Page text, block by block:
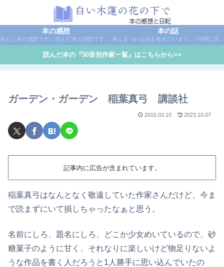
本の感想
読んだ本の感想です。読んだ本の感想です。本は作家名で50音別に分類しています。
本の話
本にまつわる話を集めています。1年間に読んだ本の総括や、本に関する話題など。
読んだ本の『50音別作家一覧』はこちらから>>
ガーデン・ガーデン 稲葉真弓 講談社
2015.03.10 2023.10.07
記事内に広告が含まれています。
稲葉真弓はなんとなく敬遠していた作家さんだけど、今ま
で読まずにいて損しちゃったなぁと思う。
名前にしろ、題名にしろ、どこか少女めいているので、砂
糖菓子のように甘く、それなりに楽しいけど物足りないよ
うな作品を書く人だろうと1人勝手に思い込んでいたの